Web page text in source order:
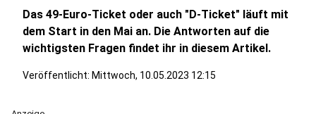
Das 49-Euro-Ticket oder auch "D-Ticket" läuft mit
dem Start in den Mai an. Die Antworten auf die
wichtigsten Fragen findet ihr in diesem Artikel.
Veröffentlicht: Mittwoch, 10.05.2023 12:15